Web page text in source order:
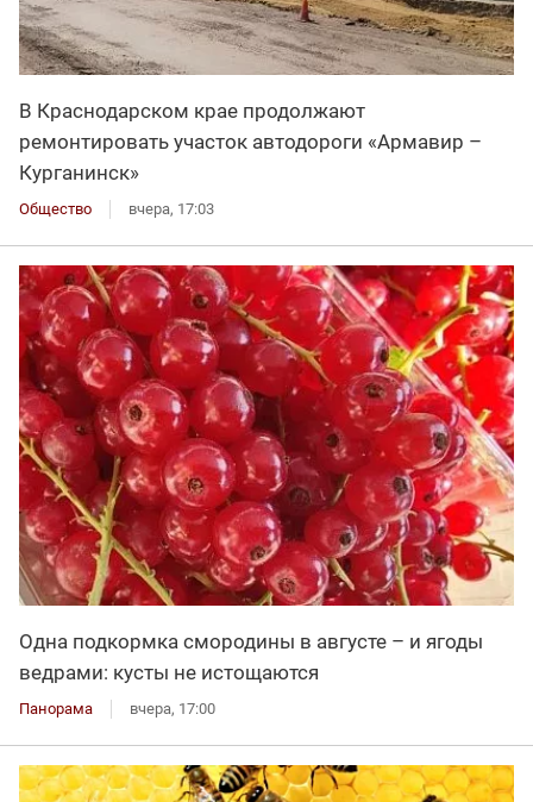
В Краснодарском крае продолжают
ремонтировать участок автодороги «Армавир –
Курганинск»
Общество вчера, 17:03
Одна подкормка смородины в августе – и ягоды
ведрами: кусты не истощаются
Панорама вчера, 17:00